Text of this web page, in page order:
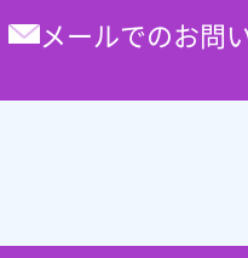
メールでのお問